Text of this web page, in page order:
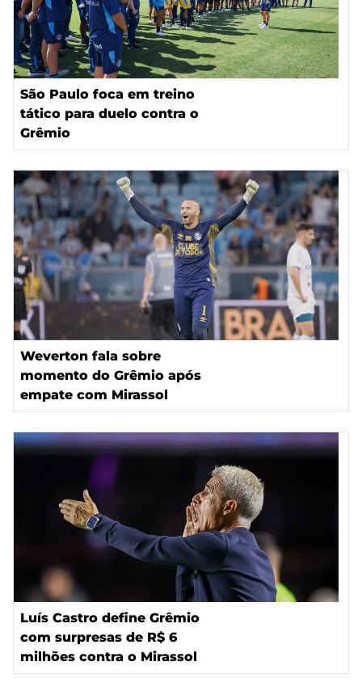
São Paulo foca em treino
tático para duelo contra o
Grêmio
Weverton fala sobre
momento do Grêmio após
empate com Mirassol
Luís Castro define Grêmio
com surpresas de R$ 6
milhões contra o Mirassol